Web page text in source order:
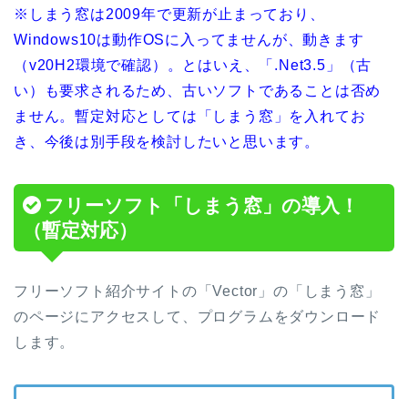
※しまう窓は2009年で更新が止まっており、
Windows10は動作OSに入ってませんが、動きます
（v20H2環境で確認）。とはいえ、「.Net3.5」（古
い）も要求されるため、古いソフトであることは否め
ません。暫定対応としては「しまう窓」を入れてお
き、今後は別手段を検討したいと思います。
フリーソフト「しまう窓」の導入！
（暫定対応）
フリーソフト紹介サイトの「Vector」の「しまう窓」
のページにアクセスして、プログラムをダウンロード
します。